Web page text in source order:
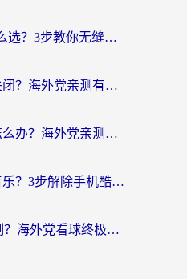
美国翻回国内app怎么选？3步教你无缝刷剧、登12123、访问国内网站
优酷地域限制怎么关闭？海外党亲测有效的追剧加速器选择指南
抖音音乐地区限制怎么办？海外党亲测有效的听歌自由指南
在国外听不了酷我音乐？3步解除手机酷我音乐海外限制，附实测好用加速器
PP体育国外地域限制？海外党看球终极方案：从欧洲杯到奥运会，中文解说不卡顿！